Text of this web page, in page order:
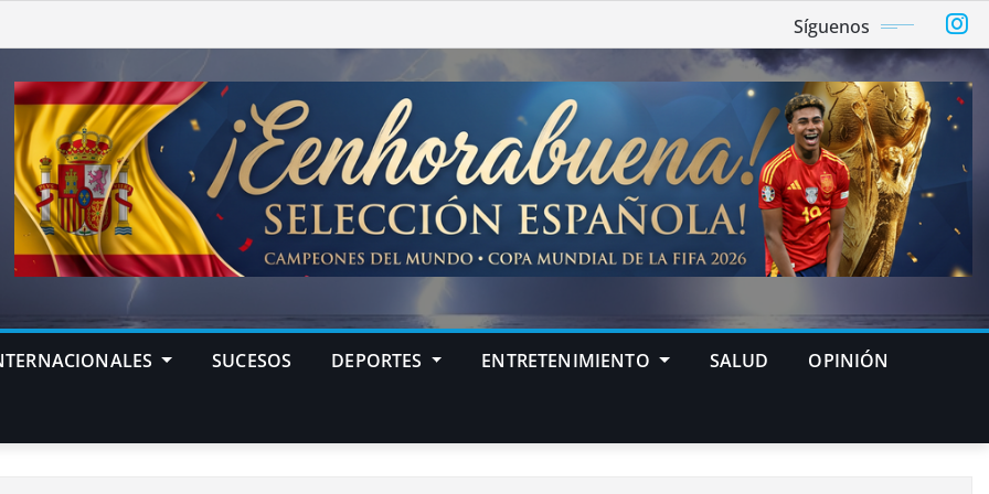
Síguenos
SUCESOS DEPORTES ENTRETENIMIENTO SALUD OPINIÓN